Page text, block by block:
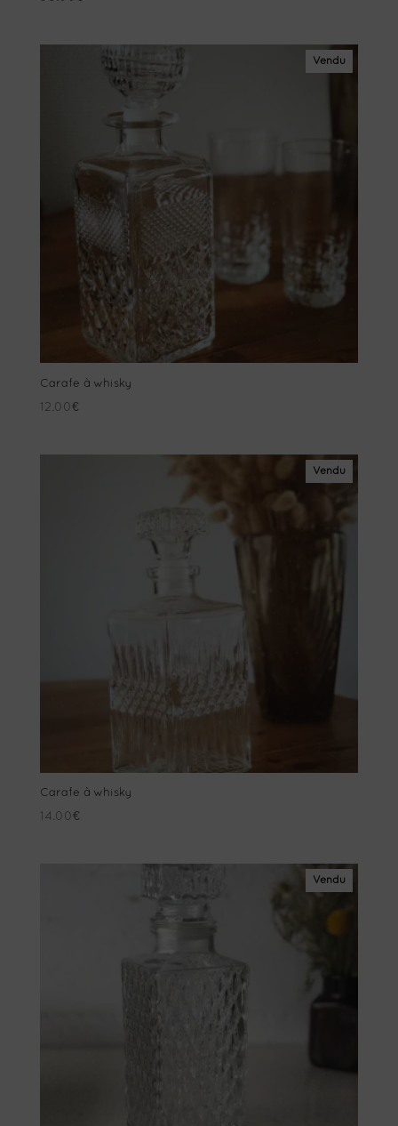
Vendu
Carafe à whisky
12.00€
Vendu
Carafe à whisky
14.00€
Vendu